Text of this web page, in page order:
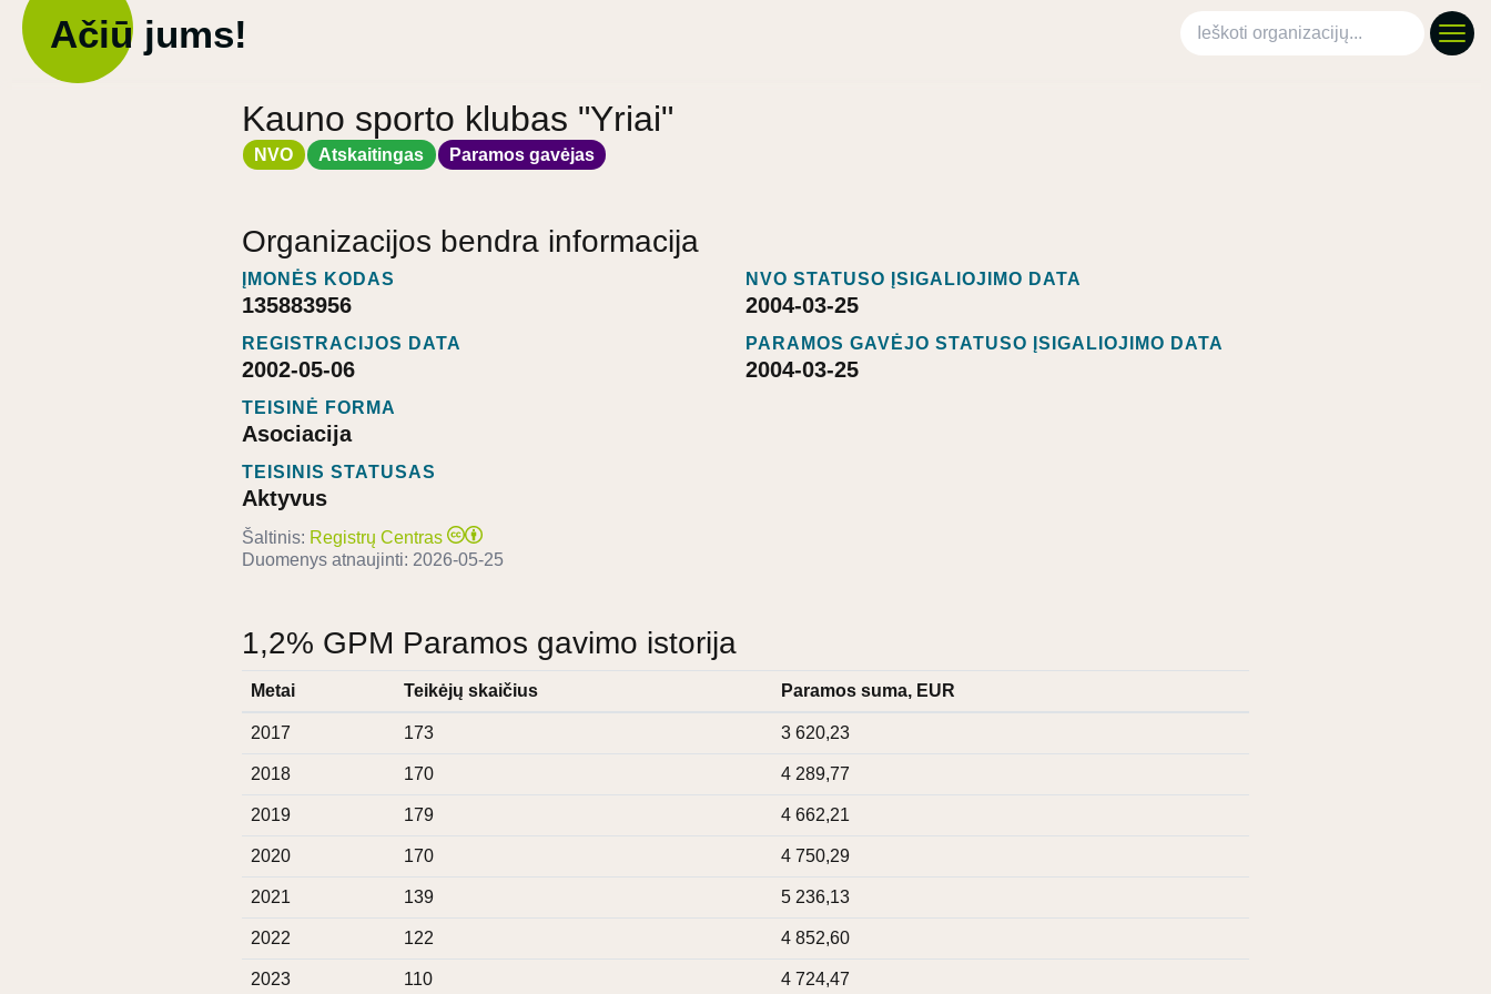
Ačiū jums! Ieškoti organizacijų
Kauno sporto klubas "Yriai"
NVO Atskaitingas Paramos gavėjas
Organizacijos bendra informacija
ĮMONĖS KODAS
135883956
REGISTRACIJOS DATA
2002-05-06
TEISINĖ FORMA
Asociacija
TEISINIS STATUSAS
Aktyvus
NVO STATUSO ĮSIGALIOJIMO DATA
2004-03-25
PARAMOS GAVĖJO STATUSO ĮSIGALIOJIMO DATA
2004-03-25
Šaltinis: Registrų Centras
Duomenys atnaujinti: 2026-05-25
1,2% GPM Paramos gavimo istorija
Metai Teikėjų skaičius Paramos suma, EUR
2017 173 3 620,23
2018 170 4 289,77
2019 179 4 662,21
2020 170 4 750,29
2021 139 5 236,13
2022 122 4 852,60
2023 110 4 724,47